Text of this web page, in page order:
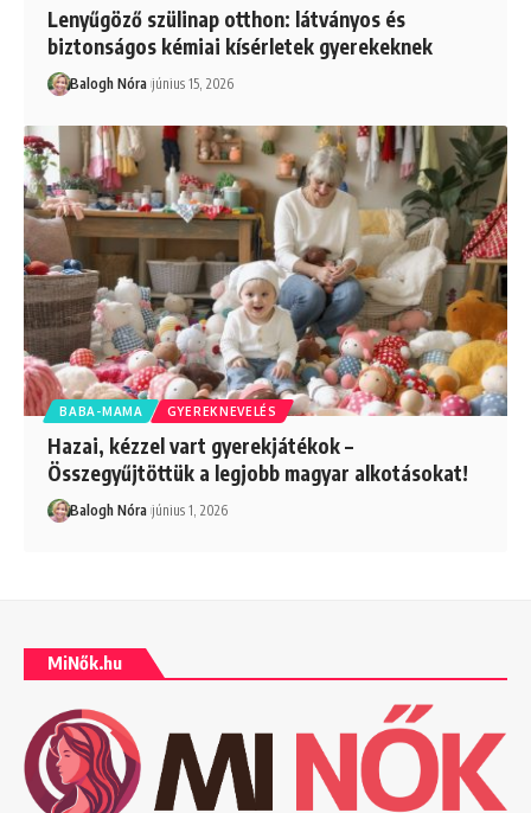
Lenyűgöző szülinap otthon: látványos és
biztonságos kémiai kísérletek gyerekeknek
Balogh Nóra június 15, 2026
BABA-MAMA GYEREKNEVELÉS
Hazai, kézzel vart gyerekjátékok –
Összegyűjtöttük a legjobb magyar alkotásokat!
Balogh Nóra június 1, 2026
MiNők.hu